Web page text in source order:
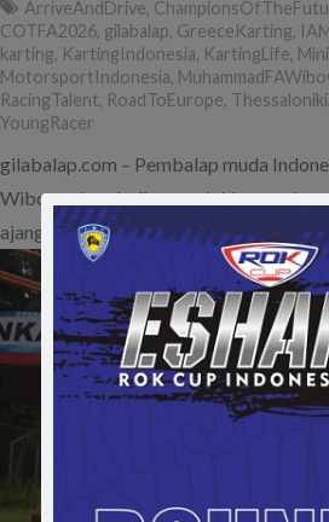
ArriveAndDrive,
COTFA2026, gilabalap, GreeceKarting,
karting, KartingIndonesia, KartingLife,
MotorsportIndonesia,
RacingTalent, RoadToEurope, Thessaloniki
YoungRacer
gilabalap.com – Pembalap muda
Wibowo, kembali menunjukkan
ajang Champions of the Future